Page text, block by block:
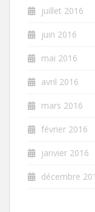
juillet 2016
juin 2016
mai 2016
avril 2016
mars 2016
février 2016
janvier 2016
décembre